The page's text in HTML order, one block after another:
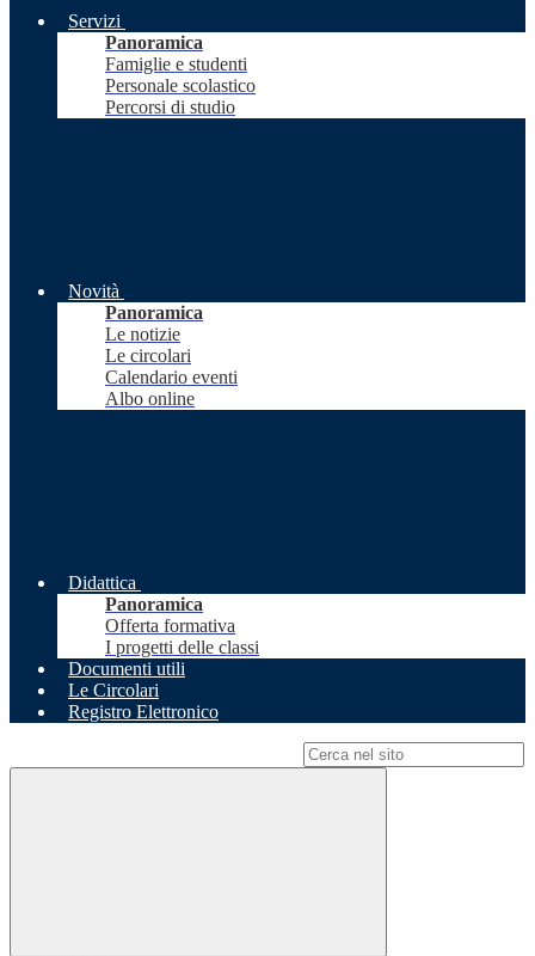
Servizi
Panoramica
Famiglie e studenti
Personale scolastico
Percorsi di studio
Novità
Panoramica
Le notizie
Le circolari
Calendario eventi
Albo online
Didattica
Panoramica
Offerta formativa
I progetti delle classi
Documenti utili
Le Circolari
Registro Elettronico